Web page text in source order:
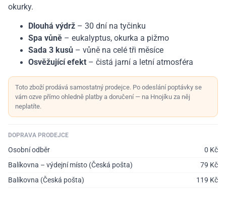
okurky.
Dlouhá výdrž – 30 dní na tyčinku
Spa vůně – eukalyptus, okurka a pižmo
Sada 3 kusů – vůně na celé tři měsíce
Osvěžující efekt – čistá jarní a letní atmosféra
Toto zboží prodává samostatný prodejce. Po odeslání poptávky se
vám ozve přímo ohledně platby a doručení — na Hnojíku za něj
neplatíte.
DOPRAVA PRODEJCE
Osobní odběr 0 Kč
Balíkovna – výdejní místo (Česká pošta)
79 Kč
Balíkovna (Česká pošta)
119 Kč